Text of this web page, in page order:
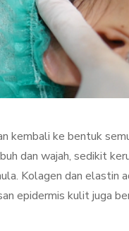
kembali ke bentuk
dan wajah, sedikit
Kolagen dan elastin
epidermis kulit juga